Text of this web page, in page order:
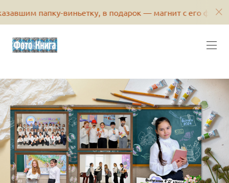
папку-виньетку, в подарок — магнит с его